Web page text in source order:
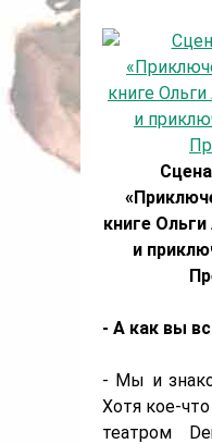
книге
и
- А как вы
- Мы и
Хотя кое-что
театром